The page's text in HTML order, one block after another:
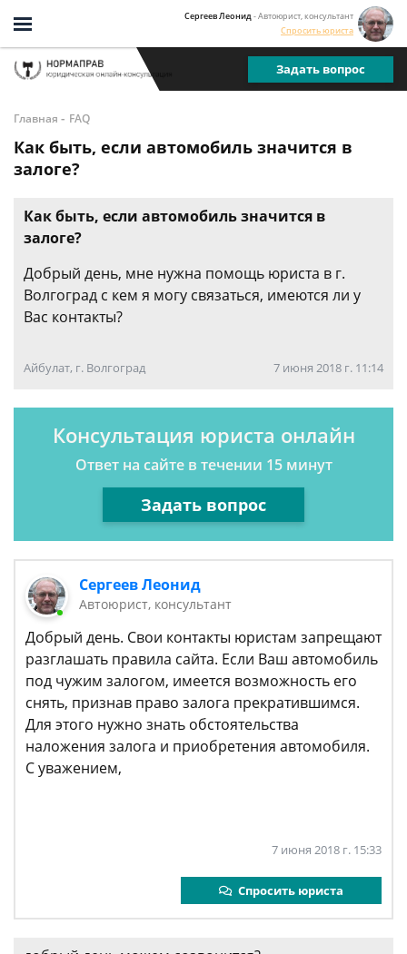
Сергеев Леонид - Автоюрист, консультант
Спросить юриста
Задать вопрос
Главная - FAQ
Как быть, если автомобиль значится в
залоге?
Как быть, если автомобиль значится в
залоге?
Добрый день, мне нужна помощь юриста в г.
Волгоград с кем я могу связаться, имеются ли у
Вас контакты?
Айбулат, г. Волгоград 7 июня 2018 г. 11:14
Консультация юриста онлайн
Ответ на сайте в течении 15 минут
Задать вопрос
Сергеев Леонид
Автоюрист, консультант
Добрый день. Свои контакты юристам запрещают
разглашать правила сайта. Если Ваш автомобиль
под чужим залогом, имеется возможность его
снять, признав право залога прекратившимся.
Для этого нужно знать обстоятельства
наложения залога и приобретения автомобиля.
С уважением,
7 июня 2018 г. 15:33
Спросить юриста